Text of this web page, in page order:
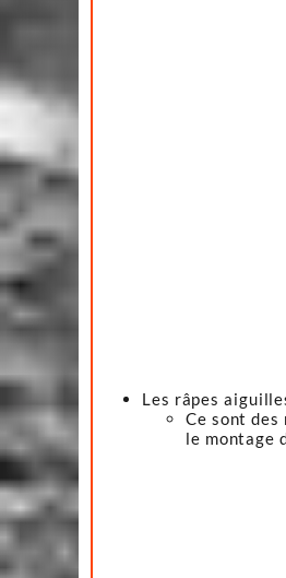
Les râpes
Ce sont
le montage